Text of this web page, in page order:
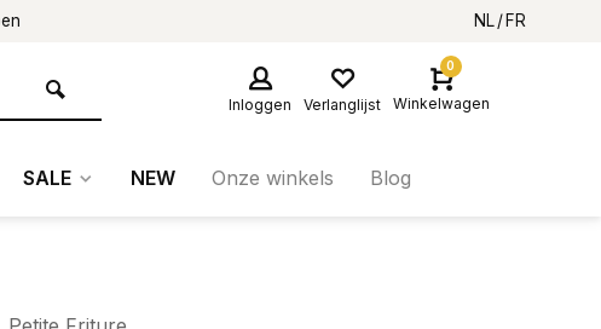
NL FR
Inloggen Verlanglijst
0
Winkelwagen
SALE NEW Onze winkels Blog